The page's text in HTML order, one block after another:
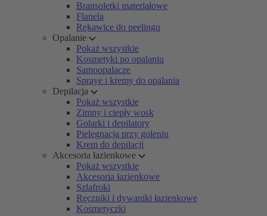
Bransoletki materiałowe
Flanela
Rękawice do peelingu
Opalanie
Pokaż wszystkie
Kosmetyki po opalaniu
Samoopalacze
Spraye i kremy do opalania
Depilacja
Pokaż wszystkie
Zimny i ciepły wosk
Golarki i depilatory
Pielęgnacja przy goleniu
Krem do depilacji
Akcesoria łazienkowe
Pokaż wszystkie
Akcesoria łazienkowe
Szlafroki
Ręczniki i dywaniki łazienkowe
Kosmetyczki